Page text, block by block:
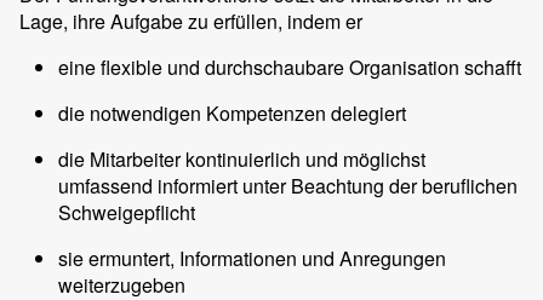
Lage, ihre Aufgabe zu erfüllen, indem er
eine flexible und durchschaubare Organisation schafft
die notwendigen Kompetenzen delegiert
die Mitarbeiter kontinuierlich und möglichst
umfassend informiert unter Beachtung der beruflichen
Schweigepflicht
sie ermuntert, Informationen und Anregungen
weiterzugeben